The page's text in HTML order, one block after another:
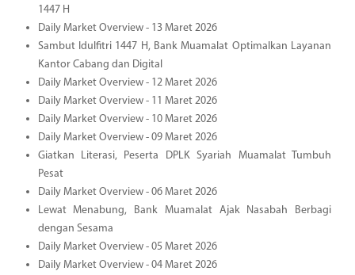
1447 H
Daily Market Overview - 13 Maret 2026
Sambut Idulfitri 1447 H, Bank Muamalat Optimalkan Layanan
Kantor Cabang dan Digital
Daily Market Overview - 12 Maret 2026
Daily Market Overview - 11 Maret 2026
Daily Market Overview - 10 Maret 2026
Daily Market Overview - 09 Maret 2026
Giatkan Literasi, Peserta DPLK Syariah Muamalat Tumbuh
Pesat
Daily Market Overview - 06 Maret 2026
Lewat Menabung, Bank Muamalat Ajak Nasabah Berbagi
dengan Sesama
Daily Market Overview - 05 Maret 2026
Daily Market Overview - 04 Maret 2026